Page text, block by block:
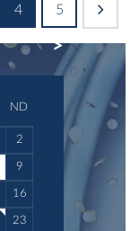
4 5
NEXT
ND
2
9
16
23